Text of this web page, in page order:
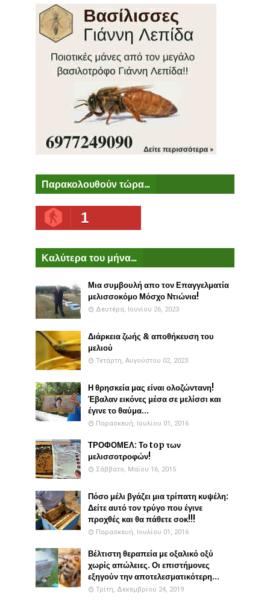
Παρακολουθούν τώρα...
1
Καλύτερα του μήνα...
Μια συμβουλή απο τον Επαγγελματία
μελισσοκόμο Μόσχο Ντιώνια!
Δευτέρα, Ιουνίου 26, 2023
Διάρκεια ζωής & αποθήκευση του
μελιού
Τετάρτη, Αυγούστου 02, 2023
Η θρησκεία μας είναι ολοζώντανη!
Έβαλαν εικόνες μέσα σε μελίσσι και
έγινε το θαύμα...
Παρασκευή, Ιουλίου 01, 2016
ΤΡΟΦΟΜΕΛ: Το top των
μελισσοτροφών!
Σάββατο, Μαΐου 16, 2015
Πόσο μέλι βγάζει μια τρίπατη κυψέλη:
Δείτε αυτό τον τρύγο που έγινε
προχθές και θα πάθετε σοκ!!!
Παρασκευή, Ιουλίου 01, 2016
Βέλτιστη θεραπεία με οξαλικό οξύ
χωρίς απώλειες. Οι επιστήμονες
εξηγούν την αποτελεσματικότερη...
Τρίτη, Δεκεμβρίου 24, 2019